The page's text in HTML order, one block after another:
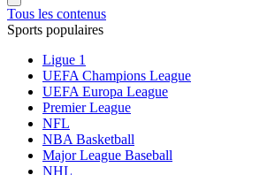
Tous les contenus
Sports populaires
Ligue 1
UEFA Champions League
UEFA Europa League
Premier League
NFL
NBA Basketball
Major League Baseball
NHL